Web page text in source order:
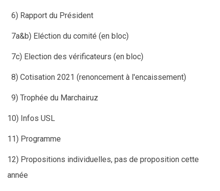
6) Rapport du Président
7a&b) Eléction du comité (en bloc)
7c) Election des vérificateurs (en bloc)
8) Cotisation 2021 (renoncement à l'encaissement)
9) Trophée du Marchairuz
10) Infos USL
11) Programme
12) Propositions individuelles, pas de proposition cette
année